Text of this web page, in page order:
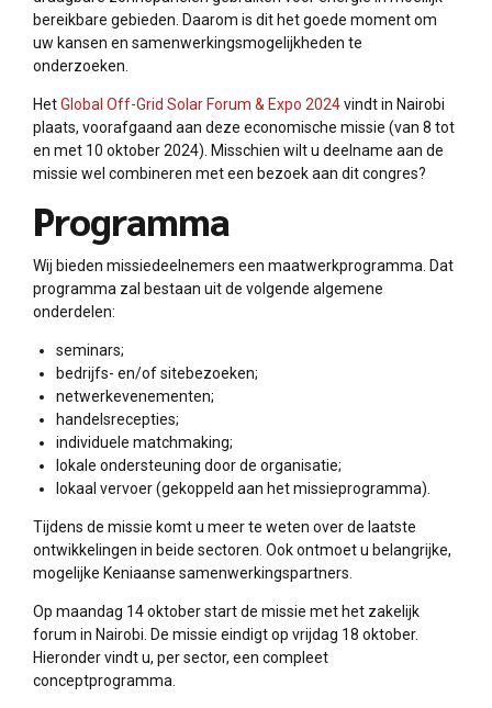
bereikbare gebieden. Daarom is dit het goede moment om
uw kansen en samenwerkingsmogelijkheden te
onderzoeken.
HetGlobal Off-Grid Solar Forum & Expo 2024vindt in Nairobi
plaats, voorafgaand aan deze economische missie (van 8 tot
en met 10 oktober 2024). Misschien wilt u deelname aan de
missie wel combineren met een bezoek aan dit congres?
Programma
Wij bieden missiedeelnemers een maatwerkprogramma. Dat
programma zal bestaan uit de volgende algemene
onderdelen:
seminars;
bedrijfs- en/of sitebezoeken;
netwerkevenementen;
handelsrecepties;
individuele matchmaking;
lokale ondersteuning door de organisatie;
lokaal vervoer (gekoppeld aan het missieprogramma).
Tijdens de missie komt u meer te weten over de laatste
ontwikkelingen in beide sectoren. Ook ontmoet u belangrijke,
mogelijke Keniaanse samenwerkingspartners.
Op maandag 14 oktober start de missie met het zakelijk
forum in Nairobi. De missie eindigt op vrijdag 18 oktober.
Hieronder vindt u, per sector, een compleet
conceptprogramma.